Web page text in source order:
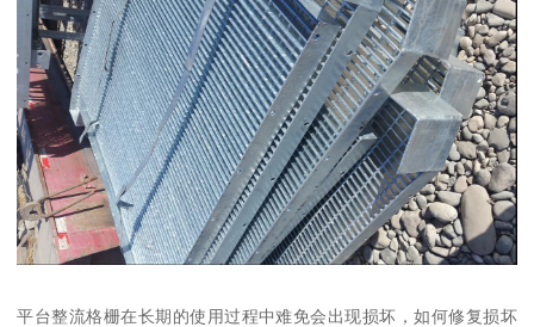
平台整流格栅在长期的使用过程中难免会出现损坏，如何修复损坏